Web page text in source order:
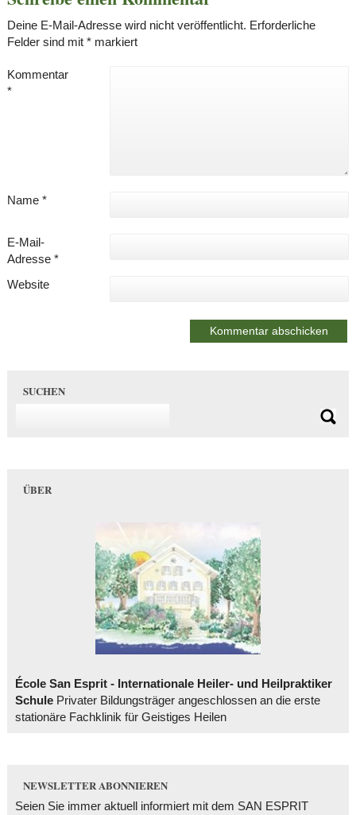
Deine E-Mail-Adresse wird nicht veröffentlicht. Erforderliche
Felder sind mit *markiert
Kommentar
*
Name *
E-Mail-
Adresse *
Website
SUCHEN
ÜBER
École San Esprit - Internationale Heiler- und Heilpraktiker
SchulePrivater Bildungsträger angeschlossen an die erste
stationäre Fachklinik für Geistiges Heilen
NEWSLETTER ABONNIEREN
Seien Sie immer aktuell informiert mit dem SAN ESPRIT